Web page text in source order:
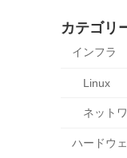
カテゴリ
インフラ
Linux
ネット
ハードウ